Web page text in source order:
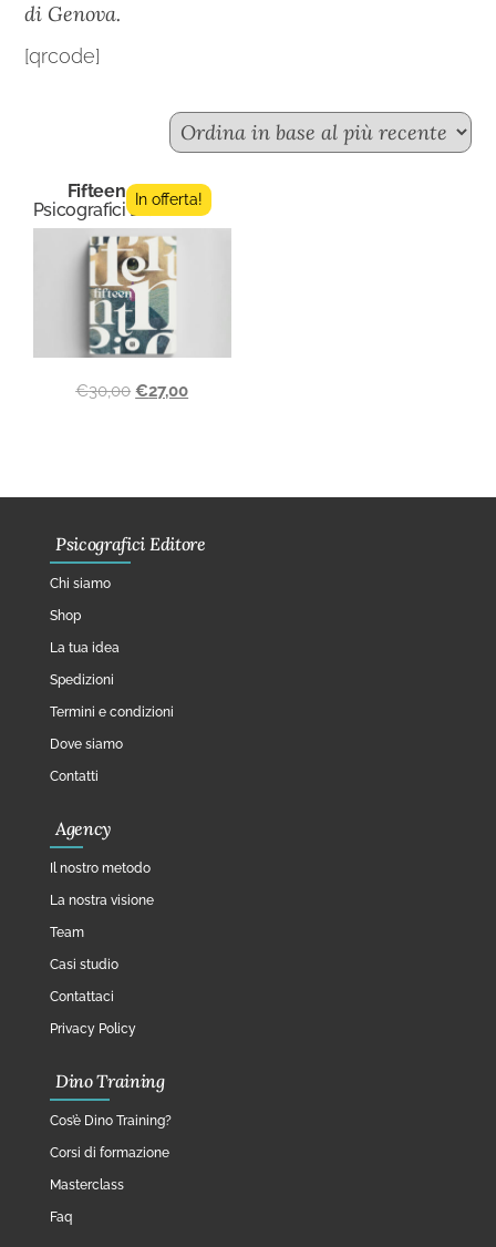
di Genova.
[qrcode]
Fifteen n.2
Psicografici Editore
In offerta!
€30,00 €27,00
Psicografici Editore
Chi siamo
Shop
La tua idea
Spedizioni
Termini e condizioni
Dove siamo
Contatti
Agency
Il nostro metodo
La nostra visione
Team
Casi studio
Contattaci
Privacy Policy
Dino Training
Cos’è Dino Training?
Corsi di formazione
Masterclass
Faq